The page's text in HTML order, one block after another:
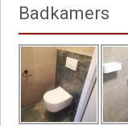
Badkamers